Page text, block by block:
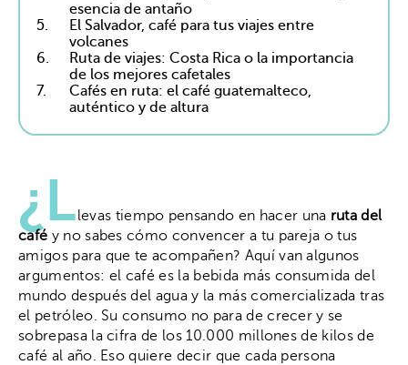
esencia de antaño
5.
El Salvador, café para tus viajes entre
volcanes
6.
Ruta de viajes: Costa Rica o la importancia
de los mejores cafetales
7.
Cafés en ruta: el café guatemalteco,
auténtico y de altura
¿Llevas tiempo pensando en hacer una ruta del
café y no sabes cómo convencer a tu pareja o tus
amigos para que te acompañen? Aquí van algunos
argumentos: el café es la bebida más consumida del
mundo después del agua y la más comercializada tras
el petróleo. Su consumo no para de crecer y se
sobrepasa la cifra de los 10.000 millones de kilos de
café al año. Eso quiere decir que cada persona